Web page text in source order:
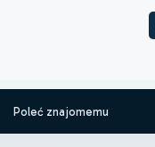
Poleć znajomemu